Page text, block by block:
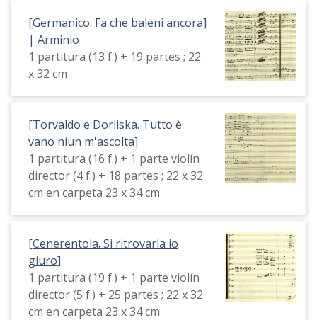
[Germanico. Fa che baleni ancora]
| Arminio
1 partitura (13 f.) + 19 partes ; 22
x 32 cm
[Torvaldo e Dorliska. Tutto è
vano niun m'ascolta]
1 partitura (16 f.) + 1 parte violín
director (4 f.) + 18 partes ; 22 x 32
cm en carpeta 23 x 34 cm
[Cenerentola. Si ritrovarla io
giuro]
1 partitura (19 f.) + 1 parte violín
director (5 f.) + 25 partes ; 22 x 32
cm en carpeta 23 x 34 cm